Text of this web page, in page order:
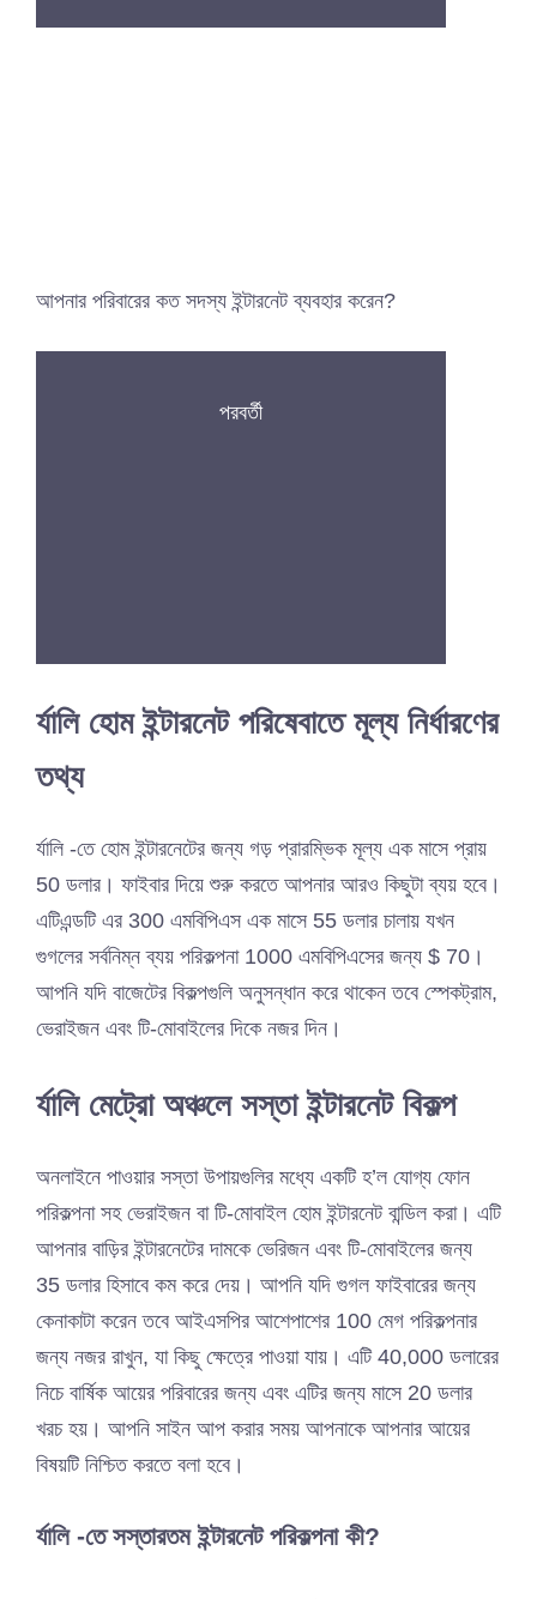
আপনার পরিবারের কত সদস্য ইন্টারনেট ব্যবহার করেন?
পরবর্তী
র্যালি হোম ইন্টারনেট পরিষেবাতে মূল্য নির্ধারণের
তথ্য
র্যালি -তে হোম ইন্টারনেটের জন্য গড় প্রারম্ভিক মূল্য এক মাসে প্রায়
50 ডলার। ফাইবার দিয়ে শুরু করতে আপনার আরও কিছুটা ব্যয় হবে।
এটিএন্ডটি এর 300 এমবিপিএস এক মাসে 55 ডলার চালায় যখন
গুগলের সর্বনিম্ন ব্যয় পরিকল্পনা 1000 এমবিপিএসের জন্য $ 70।
আপনি যদি বাজেটের বিকল্পগুলি অনুসন্ধান করে থাকেন তবে স্পেকট্রাম,
ভেরাইজন এবং টি-মোবাইলের দিকে নজর দিন।
র্যালি মেট্রো অঞ্চলে সস্তা ইন্টারনেট বিকল্প
অনলাইনে পাওয়ার সস্তা উপায়গুলির মধ্যে একটি হ’ল যোগ্য ফোন
পরিকল্পনা সহ ভেরাইজন বা টি-মোবাইল হোম ইন্টারনেট বান্ডিল করা। এটি
আপনার বাড়ির ইন্টারনেটের দামকে ভেরিজন এবং টি-মোবাইলের জন্য
35 ডলার হিসাবে কম করে দেয়। আপনি যদি গুগল ফাইবারের জন্য
কেনাকাটা করেন তবে আইএসপির আশেপাশের 100 মেগ পরিকল্পনার
জন্য নজর রাখুন, যা কিছু ক্ষেত্রে পাওয়া যায়। এটি 40,000 ডলারের
নিচে বার্ষিক আয়ের পরিবারের জন্য এবং এটির জন্য মাসে 20 ডলার
খরচ হয়। আপনি সাইন আপ করার সময় আপনাকে আপনার আয়ের
বিষয়টি নিশ্চিত করতে বলা হবে।
র্যালি -তে সস্তারতম ইন্টারনেট পরিকল্পনা কী?